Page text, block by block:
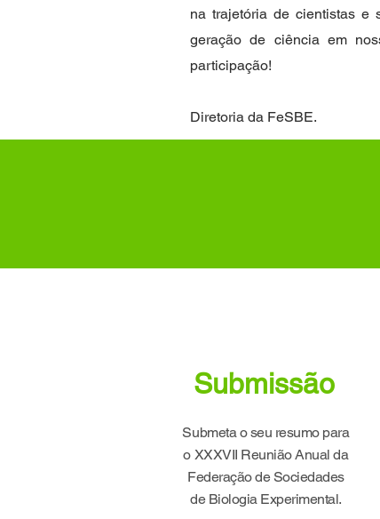
na trajetória de cientistas e
geração de ciência em
participação!
Diretoria da FeSBE.
Submissão
Submeta o seu resumo para
o XXXVII Reunião Anual da
Federação de Sociedades
de Biologia Experimental.